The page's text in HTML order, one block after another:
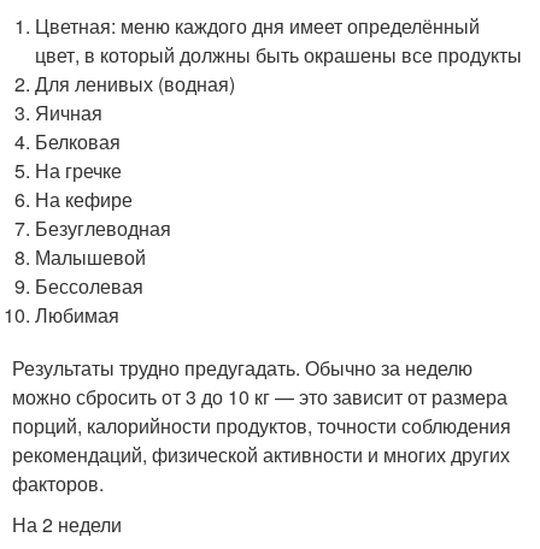
Цветная: меню каждого дня имеет определённый
цвет, в который должны быть окрашены все продукты
Для ленивых (водная)
Яичная
Белковая
На гречке
На кефире
Безуглеводная
Малышевой
Бессолевая
Любимая
Результаты трудно предугадать. Обычно за неделю
можно сбросить от 3 до 10 кг — это зависит от размера
порций, калорийности продуктов, точности соблюдения
рекомендаций, физической активности и многих других
факторов.
На 2 недели